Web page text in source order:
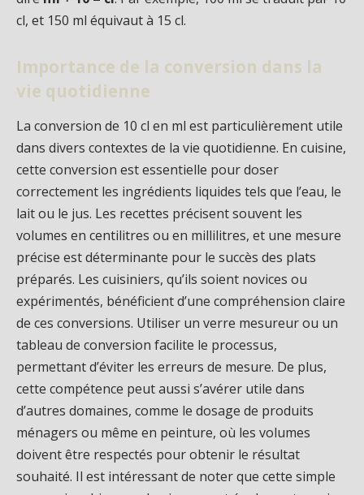
cl, et 150 ml équivaut à 15 cl.
Importance de la conversion dans la
vie quotidienne
La conversion de 10 cl en ml est particulièrement utile
dans divers contextes de la vie quotidienne. En cuisine,
cette conversion est essentielle pour doser
correctement les ingrédients liquides tels que l’eau, le
lait ou le jus. Les recettes précisent souvent les
volumes en centilitres ou en millilitres, et une mesure
précise est déterminante pour le succès des plats
préparés. Les cuisiniers, qu’ils soient novices ou
expérimentés, bénéficient d’une compréhension claire
de ces conversions. Utiliser un verre mesureur ou un
tableau de conversion facilite le processus,
permettant d’éviter les erreurs de mesure. De plus,
cette compétence peut aussi s’avérer utile dans
d’autres domaines, comme le dosage de produits
ménagers ou même en peinture, où les volumes
doivent être respectés pour obtenir le résultat
souhaité. Il est intéressant de noter que cette simple